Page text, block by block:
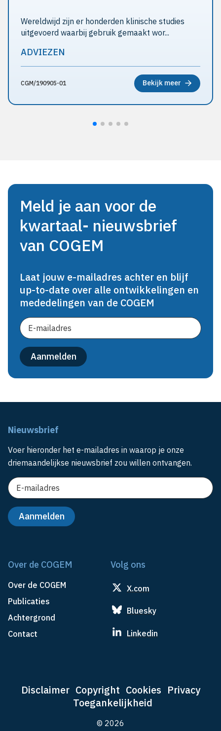
Wereldwijd zijn er honderden klinische studies
uitgevoerd waarbij gebruik gemaakt wor...
ADVIEZEN
CGM/190905-01 Bekijk meer
Meld je aan voor de
kwartaal- nieuwsbrief
van COGEM
Laat jouw e-mailadres achter en blijf
up-to-date over alle ontwikkelingen en
mededelingen van de COGEM
Nieuwsbrief
Voer hieronder het e-mailadres in waarop je onze
driemaandelijkse nieuwsbrief zou willen ontvangen.
Over de COGEM
Over de COGEM
Publicaties
Achtergrond
Contact
Volg ons
X.com
Bluesky
Linkedin
Disclaimer Copyright Cookies Privacy
Toegankelijkheid
© 2026